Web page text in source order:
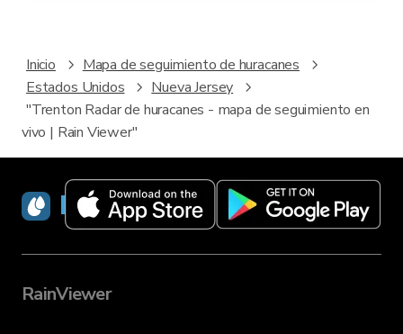
Inicio
Mapa de seguimiento de huracanes
Estados Unidos
Nueva Jersey
"Trenton Radar de huracanes - mapa de seguimiento en
vivo | Rain Viewer"
RainViewer
RainViewer